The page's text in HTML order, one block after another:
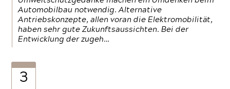
Automobilbau notwendig. Alternative
Antriebskonzepte, allen voran die Elektromobilität,
haben sehr gute Zukunftsaussichten. Bei der
Entwicklung der zugeh…
3